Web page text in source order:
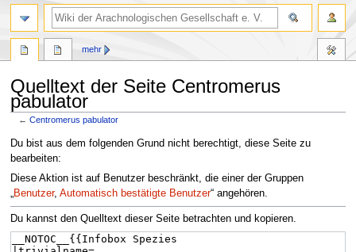
Quelltext der Seite Centromerus
pabulator
←Centromerus pabulator
Zur
Navigation
springen
Zur
Suche
springen
Du bist aus dem folgenden Grund nicht berechtigt, diese Seite zu
bearbeiten:
Diese Aktion ist auf Benutzer beschränkt, die einer der Gruppen
„Benutzer, Automatisch bestätigte Benutzer“ angehören.
Du kannst den Quelltext dieser Seite betrachten und kopieren.
mehr